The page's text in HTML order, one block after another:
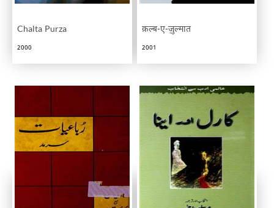
Chalta Purza
2000
क़ल्ब-ए-ज़ुल्मात
2001